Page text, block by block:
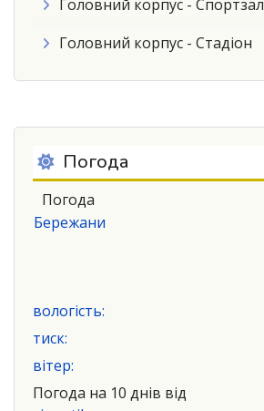
Головний корпус - Спортзал
Головний корпус - Стадіон
Погода
Погода
Бережани
вологість:
тиск:
вітер:
Погода на 10 днів від